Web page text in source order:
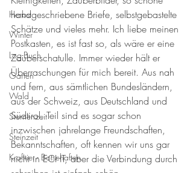
Herbst
Winter
Log-Buch
Garten
Wald
Sternenzeit
Steinzeit
Krafttier - Botschaften
handgeschriebene Briefe, selbstgebastelte
Schätze und vieles mehr. Ich liebe meinen
Postkasten, es ist fast so, als wäre er eine
Zauberschatulle. Immer wieder hält er
Überraschungen für mich bereit. Aus nah
und fern, aus sämtlichen Bundesländern,
aus der Schweiz, aus Deutschland und
Südtirol. Teil sind es sogar schon
inzwischen jahrelange Freundschaften,
Bekanntschaften, oft kennen wir uns gar
nicht in ECHT, aber die Verbindung durch